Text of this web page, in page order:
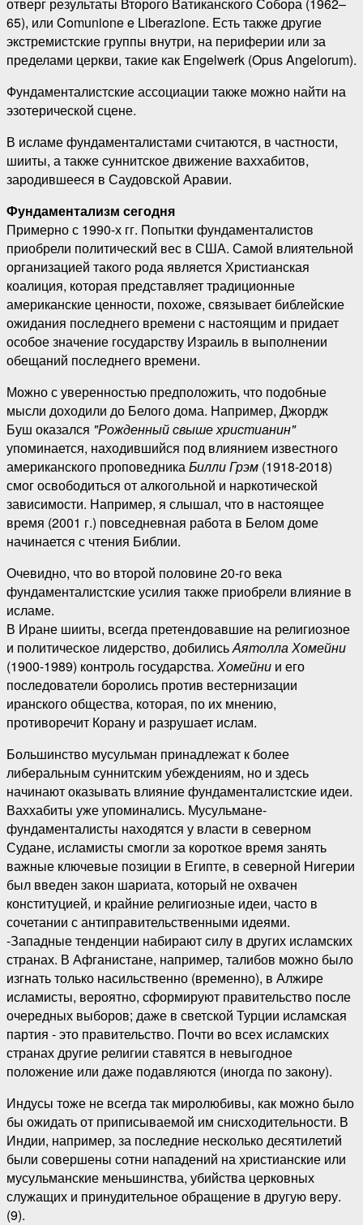
65), или Comunione e Liberazione. Есть также другие
экстремистские группы внутри, на периферии или за
пределами церкви, такие как Engelwerk (Opus Angelorum).
Фундаменталистские ассоциации также можно найти на
эзотерической сцене.
В исламе фундаменталистами считаются, в частности,
шииты, а также суннитское движение ваххабитов,
зародившееся в Саудовской Аравии.
Фундаментализм сегодня
Примерно с 1990-х гг. Попытки фундаменталистов
приобрели политический вес в США. Самой влиятельной
организацией такого рода является Христианская
коалиция, которая представляет традиционные
американские ценности, похоже, связывает библейские
ожидания последнего времени с настоящим и придает
особое значение государству Израиль в выполнении
обещаний последнего времени.
Можно с уверенностью предположить, что подобные
мысли доходили до Белого дома. Например, Джордж
Буш оказался "Рожденный свыше христианин"
упоминается, находившийся под влиянием известного
американского проповедникаБилли Грэм (1918-2018)
смог освободиться от алкогольной и наркотической
зависимости. Например, я слышал, что в настоящее
время (2001 г.) повседневная работа в Белом доме
начинается с чтения Библии.
Очевидно, что во второй половине 20-го века
фундаменталистские усилия также приобрели влияние в
исламе.
В Иране шииты, всегда претендовавшие на религиозное
и политическое лидерство, добилисьАятолла Хомейни
(1900-1989) контроль государства. Хомейни и его
последователи боролись против вестернизации
иранского общества, которая, по их мнению,
противоречит Корану и разрушает ислам.
Большинство мусульман принадлежат к более
либеральным суннитским убеждениям, но и здесь
начинают оказывать влияние фундаменталистские идеи.
Ваххабиты уже упоминались. Мусульмане-
фундаменталисты находятся у власти в северном
Судане, исламисты смогли за короткое время занять
важные ключевые позиции в Египте, в северной Нигерии
был введен закон шариата, который не охвачен
конституцией, и крайние религиозные идеи, часто в
сочетании с антиправительственными идеями.
-Западные тенденции набирают силу в других исламских
странах. В Афганистане, например, талибов можно было
изгнать только насильственно (временно), в Алжире
исламисты, вероятно, сформируют правительство после
очередных выборов; даже в светской Турции исламская
партия - это правительство. Почти во всех исламских
странах другие религии ставятся в невыгодное
положение или даже подавляются (иногда по закону).
Индусы тоже не всегда так миролюбивы, как можно было
бы ожидать от приписываемой им снисходительности. В
Индии, например, за последние несколько десятилетий
были совершены сотни нападений на христианские или
мусульманские меньшинства, убийства церковных
служащих и принудительное обращение в другую веру.
(9).